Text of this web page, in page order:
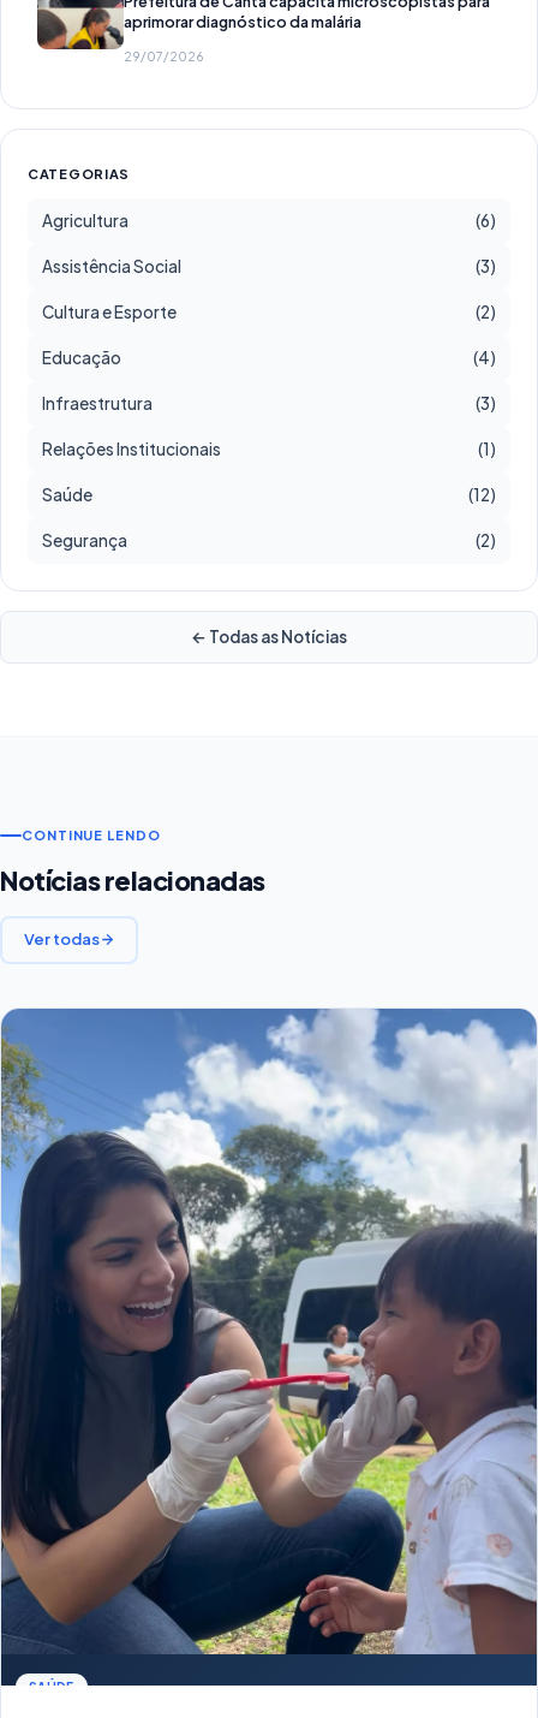
aprimorar diagnóstico da malária
29/07/2026
CATEGORIAS
Agricultura (6)
Assistência Social (3)
Cultura e Esporte (2)
Educação (4)
Infraestrutura (3)
Relações Institucionais (1)
Saúde (12)
Segurança (2)
← Todas as Notícias
CONTINUE LENDO
Notícias relacionadas
Ver todas
SAÚDE